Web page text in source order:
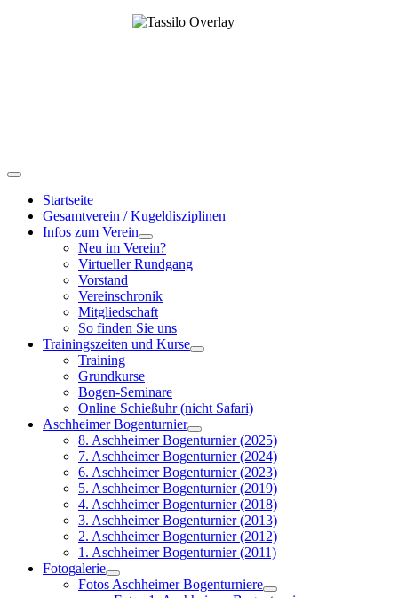
Startseite
Gesamtverein / Kugeldisziplinen
Infos zum Verein
Neu im Verein?
Virtueller Rundgang
Vorstand
Vereinschronik
Mitgliedschaft
So finden Sie uns
Trainingszeiten und Kurse
Training
Grundkurse
Bogen-Seminare
Online Schießuhr (nicht Safari)
Aschheimer Bogenturnier
8. Aschheimer Bogenturnier (2025)
7. Aschheimer Bogenturnier (2024)
6. Aschheimer Bogenturnier (2023)
5. Aschheimer Bogenturnier (2019)
4. Aschheimer Bogenturnier (2018)
3. Aschheimer Bogenturnier (2013)
2. Aschheimer Bogenturnier (2012)
1. Aschheimer Bogenturnier (2011)
Fotogalerie
Fotos Aschheimer Bogenturniere